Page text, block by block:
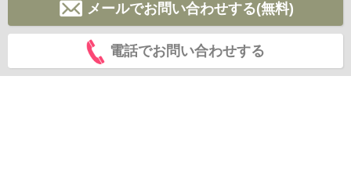
メールでお問い合わせする(無料)
電話でお問い合わせする